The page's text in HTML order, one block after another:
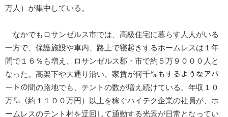
万人）が集中している。
なかでもロサンゼルス市では、高級住宅に暮らす人人がいる
一方で、保護施設や車内、路上で寝起きするホームレスは１年
間で１６％も増え、ロサンゼルス郡・市で約５万９０００人と
なった。高架下や大通り沿い、家賃が何千㌦もするようなアパ
ートの間の路地でも、テントの数が増え続けている。年収１０
万㌦（約１１００万円）以上を稼ぐハイテク企業の社員が、ホ
ームレスのテント村を迂回して通勤する光景が日常となってい